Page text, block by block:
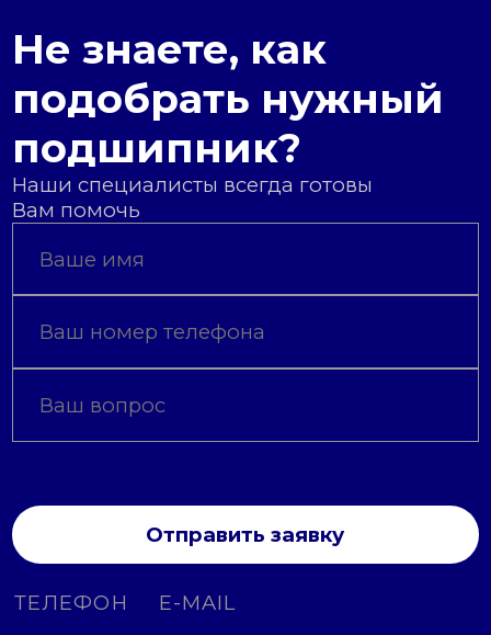
Не знаете, как
подобрать нужный
подшипник?
Наши специалисты всегда готовы
Вам помочь
Отправить заявку
ТЕЛЕФОН E-MAIL